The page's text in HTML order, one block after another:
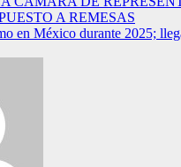
A REMESAS
en México durante 2025;